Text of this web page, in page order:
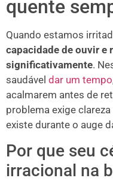
quente
Quando estamos
capacidade de ouvir e
significativamente.
saudável dar um tempo
acalmarem antes de
problema exige
existe durante o auge
Por que seu
irracional na